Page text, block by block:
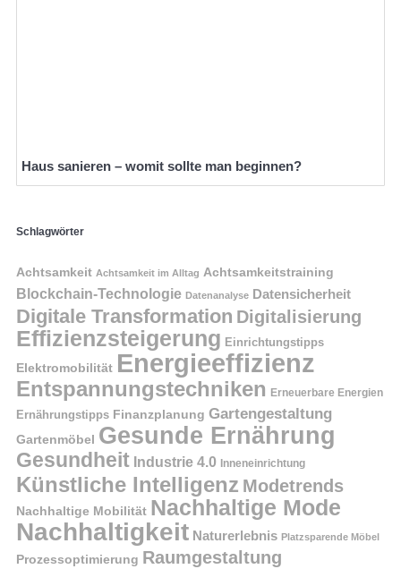
Haus sanieren – womit sollte man beginnen?
Schlagwörter
Achtsamkeit Achtsamkeit im Alltag Achtsamkeitstraining
Blockchain-Technologie Datenanalyse Datensicherheit
Digitale Transformation Digitalisierung
Effizienzsteigerung Einrichtungstipps
Elektromobilität Energieeffizienz
Entspannungstechniken Erneuerbare Energien
Ernährungstipps Finanzplanung Gartengestaltung
Gartenmöbel Gesunde Ernährung
Gesundheit Industrie 4.0 Inneneinrichtung
Künstliche Intelligenz Modetrends
Nachhaltige Mobilität Nachhaltige Mode
Nachhaltigkeit Naturerlebnis Platzsparende Möbel
Prozessoptimierung Raumgestaltung